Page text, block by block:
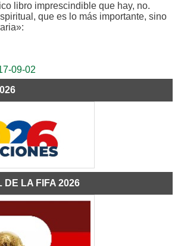
libro imprescindible que hay, no.
que es lo más importante, sino
DE LA FIFA 2026